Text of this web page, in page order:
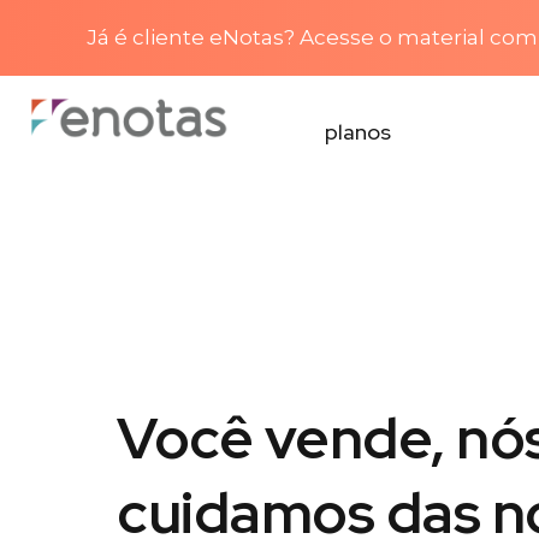
Já é cliente eNotas? Acesse o material
planos
Você vende,
cuidamos das